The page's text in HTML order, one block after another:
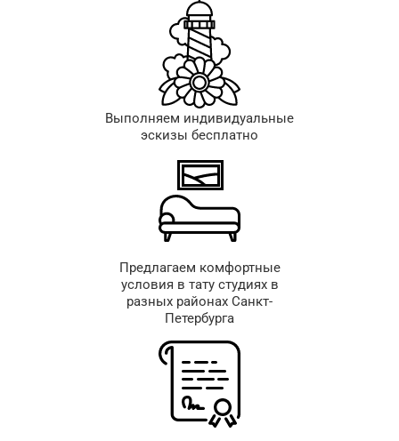
Выполняем индивидуальные
эскизы бесплатно
Предлагаем комфортные
условия в тату студиях в
разных районах Санкт-
Петербурга